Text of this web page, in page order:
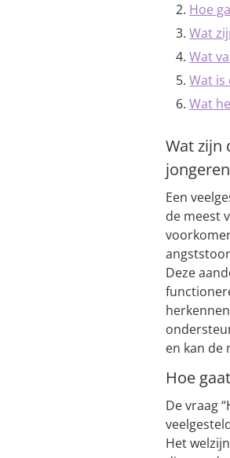
Hoe
Wat
Wat
Wat is
Wat
Wat zijn
Een
de meest
Deze
en kan de
Hoe
De vraag
Het